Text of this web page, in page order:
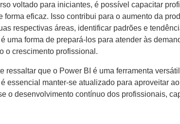
voltado para iniciantes, é possível capacitar
forma eficaz. Isso contribui para o aumento da
respectivas áreas, identificar padrões e
uma forma de prepará-los para atender às
o crescimento profissional.
ressaltar que o Power BI é uma ferramenta
essencial manter-se atualizado para aproveitar
o desenvolvimento contínuo dos profissionais,